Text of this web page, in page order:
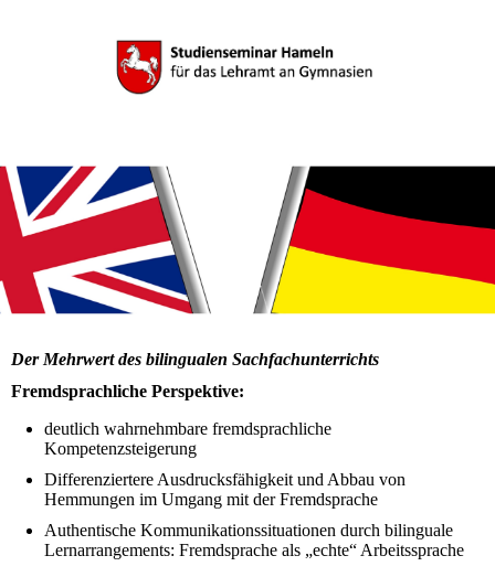
Der Mehrwert des bilingualen Sachfachunterrichts
Fremdsprachliche Perspektive:
deutlich wahrnehmbare fremdsprachliche
Kompetenzsteigerung
Differenziertere Ausdrucksfähigkeit und Abbau von
Hemmungen im Umgang mit der Fremdsprache
Authentische Kommunikationssituationen durch bilinguale
Lernarrangements: Fremdsprache als „echte“ Arbeitssprache